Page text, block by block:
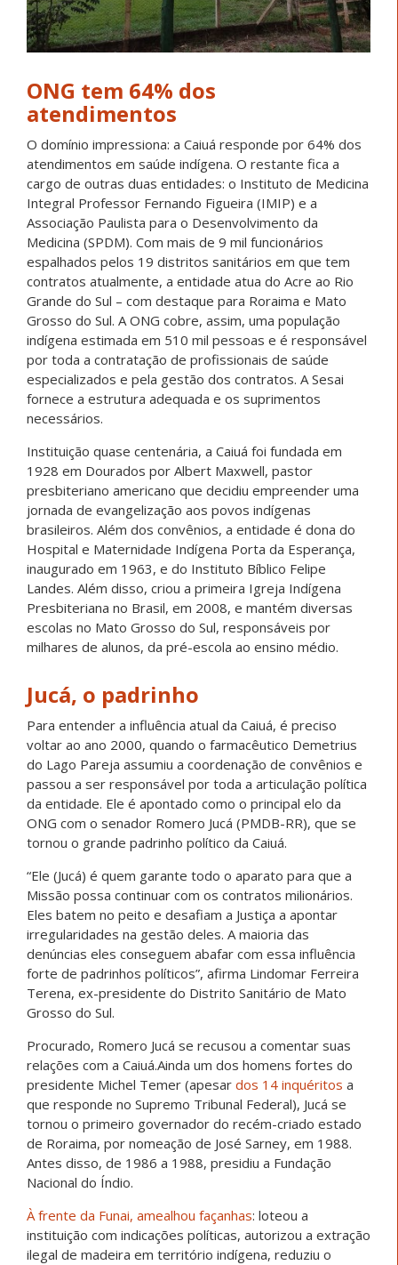
ONG tem 64% dos
atendimentos
O domínio impressiona: a Caiuá responde por 64% dos
atendimentos em saúde indígena. O restante fica a
cargo de outras duas entidades: o Instituto de Medicina
Integral Professor Fernando Figueira (IMIP) e a
Associação Paulista para o Desenvolvimento da
Medicina (SPDM). Com mais de 9 mil funcionários
espalhados pelos 19 distritos sanitários em que tem
contratos atualmente, a entidade atua do Acre ao Rio
Grande do Sul – com destaque para Roraima e Mato
Grosso do Sul. A ONG cobre, assim, uma população
indígena estimada em 510 mil pessoas e é responsável
por toda a contratação de profissionais de saúde
especializados e pela gestão dos contratos. A Sesai
fornece a estrutura adequada e os suprimentos
necessários.
Instituição quase centenária, a Caiuá foi fundada em
1928 em Dourados por Albert Maxwell, pastor
presbiteriano americano que decidiu empreender uma
jornada de evangelização aos povos indígenas
brasileiros. Além dos convênios, a entidade é dona do
Hospital e Maternidade Indígena Porta da Esperança,
inaugurado em 1963, e do Instituto Bíblico Felipe
Landes. Além disso, criou a primeira Igreja Indígena
Presbiteriana no Brasil, em 2008, e mantém diversas
escolas no Mato Grosso do Sul, responsáveis por
milhares de alunos, da pré-escola ao ensino médio.
Jucá, o padrinho
Para entender a influência atual da Caiuá, é preciso
voltar ao ano 2000, quando o farmacêutico Demetrius
do Lago Pareja assumiu a coordenação de convênios e
passou a ser responsável por toda a articulação política
da entidade. Ele é apontado como o principal elo da
ONG com o senador Romero Jucá (PMDB-RR), que se
tornou o grande padrinho político da Caiuá.
“Ele (Jucá) é quem garante todo o aparato para que a
Missão possa continuar com os contratos milionários.
Eles batem no peito e desafiam a Justiça a apontar
irregularidades na gestão deles. A maioria das
denúncias eles conseguem abafar com essa influência
forte de padrinhos políticos”, afirma Lindomar Ferreira
Terena, ex-presidente do Distrito Sanitário de Mato
Grosso do Sul.
Procurado, Romero Jucá se recusou a comentar suas
relações com a Caiuá.Ainda um dos homens fortes do
presidente Michel Temer (apesar dos 14 inquéritos a
que responde no Supremo Tribunal Federal), Jucá se
tornou o primeiro governador do recém-criado estado
de Roraima, por nomeação de José Sarney, em 1988.
Antes disso, de 1986 a 1988, presidiu a Fundação
Nacional do Índio.
À frente da Funai, amealhou façanhas: loteou a
instituição com indicações políticas, autorizou a extração
ilegal de madeira em território indígena, reduziu o